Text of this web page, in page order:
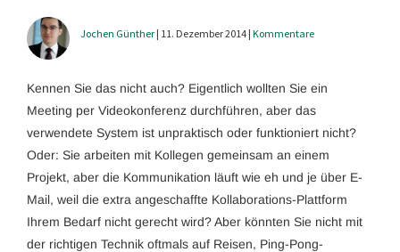
Jochen Günther | 11. Dezember 2014 | Kommentare
Kennen Sie das nicht auch? Eigentlich wollten Sie ein
Meeting per Videokonferenz durchführen, aber das
verwendete System ist unpraktisch oder funktioniert nicht?
Oder: Sie arbeiten mit Kollegen gemeinsam an einem
Projekt, aber die Kommunikation läuft wie eh und je über E-
Mail, weil die extra angeschaffte Kollaborations-Plattform
Ihrem Bedarf nicht gerecht wird? Aber könnten Sie nicht mit
der richtigen Technik oftmals auf Reisen, Ping-Pong-